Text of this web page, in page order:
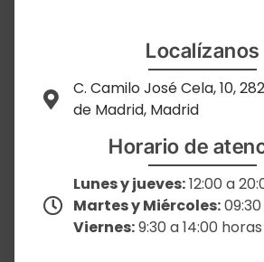
Localízanos
C. Camilo José Cela, 10,
de Madrid, Madrid
Horario de
Lunes y jueves:12:00 a
Martes y Miércoles:09:30
Viernes:9:30 a 14:00 horas